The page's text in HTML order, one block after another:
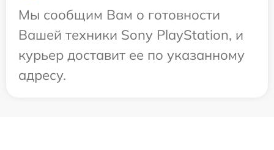
Мы сообщим Вам о готовности
Вашей техники Sony PlayStation, и
курьер доставит ее по указанному
адресу.